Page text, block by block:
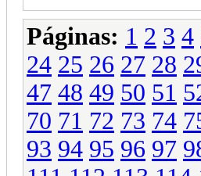
Páginas: 1 2 3 4
24 25 26 27 28
47 48 49 50 51
70 71 72 73 74
93 94 95 96 97